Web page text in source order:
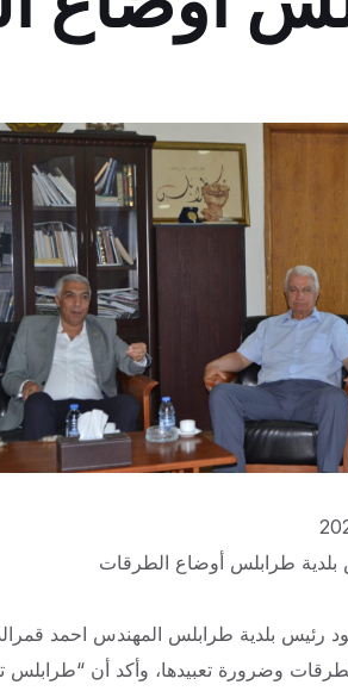
طرابلس أوضاع الطرقات
رئيس بلدية طرابلس المهندس احمد
وضرورة تعبيدها، وأكد أن “طرابلس